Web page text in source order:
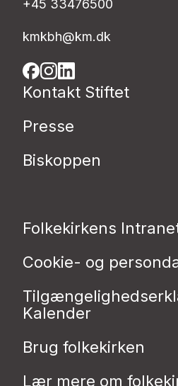
+45 33476500
kmkbh@km.dk
Kontakt Stiftet
Presse
Biskoppen
Folkekirkens
Cookie- og
Kalender
Brug folkekirken
Lær mere om